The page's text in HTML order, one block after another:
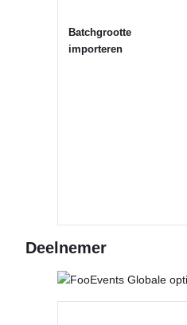
Batchgrootte
importeren
Deelnemer